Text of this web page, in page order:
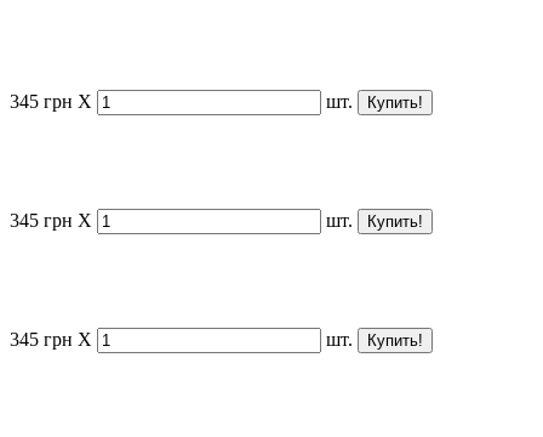
345 грн X шт.
345 грн X шт.
345 грн X шт.